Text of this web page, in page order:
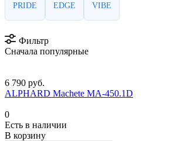
PRIDE EDGE VIBE
Фильтр
Сначала популярные
6 790 руб.
ALPHARD Machete MA-450.1D
0
Есть в наличии
В корзину